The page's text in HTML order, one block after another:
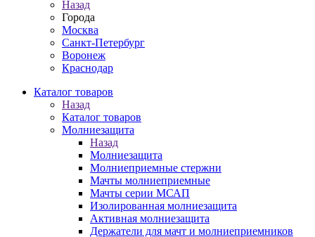
Назад
Города
Москва
Санкт-Петербург
Воронеж
Краснодар
Каталог товаров
Назад
Каталог товаров
Молниезащита
Назад
Молниезащита
Молниеприемные стержни
Мачты молниеприемные
Мачты серии МСАП
Изолированная молниезащита
Активная молниезащита
Держатели для мачт и молниеприемников